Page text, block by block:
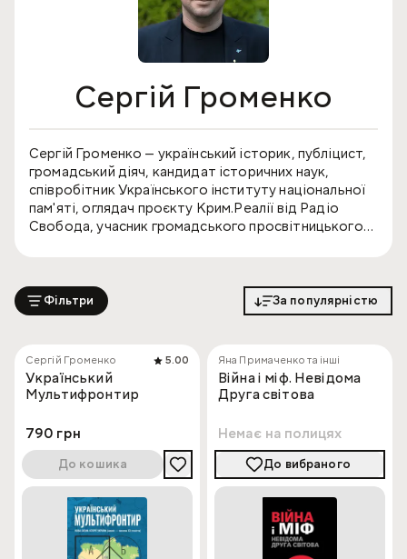
Сергій Громенко
Сергій Громенко — український історик, публіцист,
громадський діяч, кандидат історичних наук,
співробітник Українського інституту національної
пам'яті, оглядач проєкту Крим.Реалії від Радіо
Свобода, учасник громадського просвітницького
З 2009 року аспірант кафедри історії України та
допоміжних історичних дисциплін Таврійського
Вернадського, член Національної спілки
краєзнавців України, адміністратор електронної
енциклопедії Криму «Кримологія». З 2014 року
начальника управління просвітницько-
популяризаційної роботи Українського інституту
національної пам'яті. З 2016 року — оглядач проєкту
«Крим. Реалії від Радіо Свобода».
Фільтри За популярністю
Сергій Громенко 5.00
Український
Мультифронтир
790 грн
До кошика
Яна Примаченко та інші
Війна і міф. Невідома
Друга світова
Немає на полицях
До вибраного